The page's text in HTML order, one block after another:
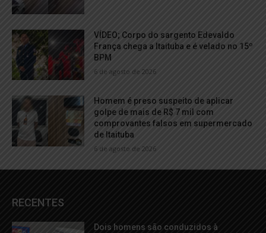
VÍDEO; Corpo do sargento Edevaldo
França chega a Itaituba e é velado no 15º
BPM
6 de agosto de 2026
Homem é preso suspeito de aplicar
golpe de mais de R$ 7 mil com
comprovantes falsos em supermercado
de Itaituba
6 de agosto de 2026
RECENTES
Dois homens são conduzidos à